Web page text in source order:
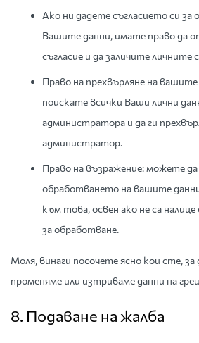
Ако ни дадете съгласието си за
Вашите данни, имате право да
съгласие и да заличите личните
Право на прехвърляне на
поискате всички Ваши лични
администратора и да ги
администратор.
Право на възражение: можете
обработването на вашите
към това, освен ако не са
за обработване.
Моля, винаги посочете ясно кои сте, за
променяме или изтриваме данни на
8. Подаване на жалба